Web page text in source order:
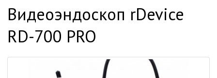
Видеоэндоскоп rDevice
RD-700 PRO